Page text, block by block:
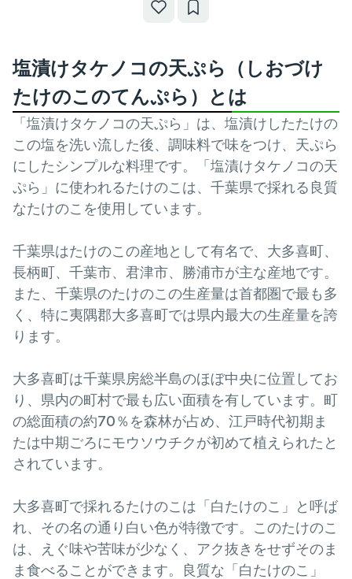
塩漬けタケノコの天ぷら（しおづけ
たけのこのてんぷら）とは
「塩漬けタケノコの天ぷら」は、塩漬けしたたけの
この塩を洗い流した後、調味料で味をつけ、天ぷら
にしたシンプルな料理です。「塩漬けタケノコの天
ぷら」に使われるたけのこは、千葉県で採れる良質
なたけのこを使用しています。
千葉県はたけのこの産地として有名で、大多喜町、
長柄町、千葉市、君津市、勝浦市が主な産地です。
また、千葉県のたけのこの生産量は首都圏で最も多
く、特に夷隅郡大多喜町では県内最大の生産量を誇
ります。
大多喜町は千葉県房総半島のほぼ中央に位置してお
り、県内の町村で最も広い面積を有しています。町
の総面積の約70％を森林が占め、江戸時代初期ま
たは中期ごろにモウソウチクが初めて植えられたと
されています。
大多喜町で採れるたけのこは「白たけのこ」と呼ば
れ、その名の通り白い色が特徴です。このたけのこ
は、えぐ味や苦味が少なく、アク抜きをせずそのま
ま食べることができます。良質な「白たけのこ」